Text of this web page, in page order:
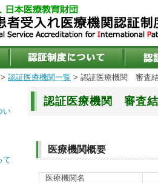
> 認証医療機関一覧 > 認証医療機関 審査
認証医療機関 審査
医療機関概要
医療機関名
い
て